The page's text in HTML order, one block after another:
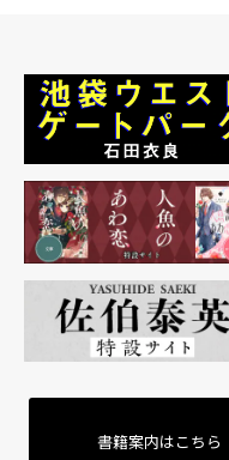
書籍案内はこちら